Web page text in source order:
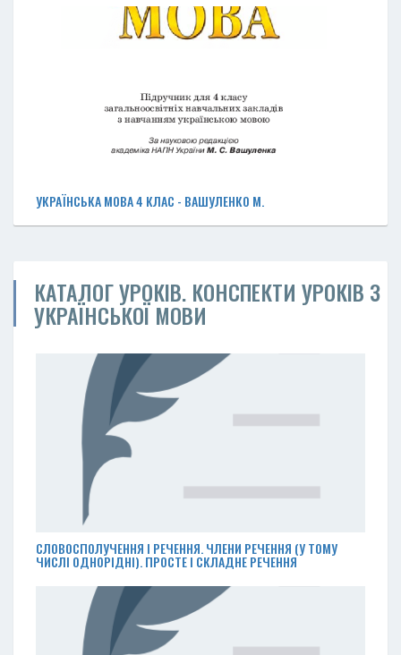
УКРАЇНСЬКА МОВА 4 КЛАС - ВАШУЛЕНКО М.
КАТАЛОГ УРОКІВ. КОНСПЕКТИ УРОКІВ З
УКРАЇНСЬКОЇ МОВИ
СЛОВОСПОЛУЧЕННЯ І РЕЧЕННЯ. ЧЛЕНИ РЕЧЕННЯ (У ТОМУ
ЧИСЛІ ОДНОРІДНІ). ПРОСТЕ І СКЛАДНЕ РЕЧЕННЯ